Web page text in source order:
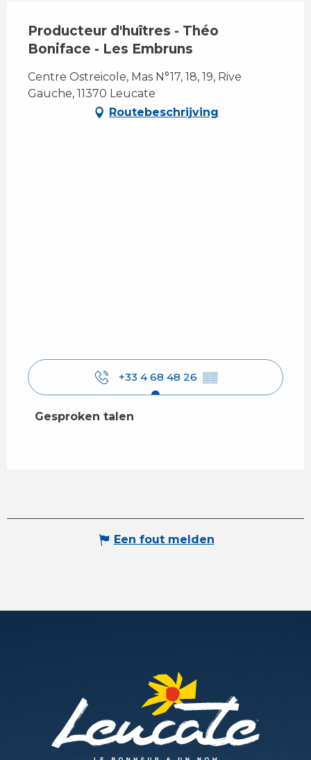
Producteur d'huîtres - Théo
Boniface - Les Embruns
Centre Ostreicole, Mas N°17, 18, 19, Rive
Gauche, 11370 Leucate
Routebeschrijving
+33 4 68 48 26 ▒▒
Gesproken talen
Gesproken talen
Een fout melden